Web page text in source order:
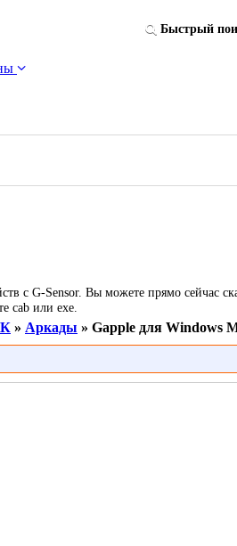
Быстрый
с G-Sensor. Вы можете прямо сейчас
cab или exe.
» Аркады » Gapple для Windows